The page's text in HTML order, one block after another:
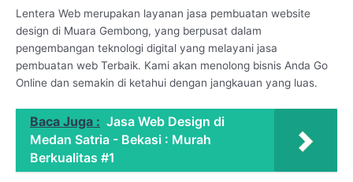
Lentera Web merupakan layanan jasa pembuatan website
design di Muara Gembong, yang berpusat dalam
pengembangan teknologi digital yang melayani jasa
pembuatan web Terbaik. Kami akan menolong bisnis Anda Go
Online dan semakin di ketahui dengan jangkauan yang luas.
Baca Juga : Jasa Web Design di
Medan Satria - Bekasi : Murah
Berkualitas #1